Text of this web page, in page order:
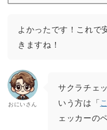
よかったです！これで
きますね！
おにいさん
サクラチェ
いう方は「
ェッカーの